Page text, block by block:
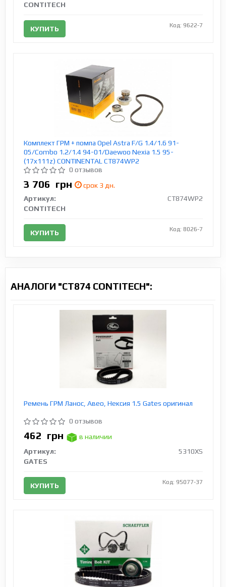
CONTITECH
КУПИТЬ Код: 9622-7
Комплект ГРМ + помпа Opel Astra F/G 1.4/1.6 91-
05/Combo 1.2/1.4 94-01/Daewoo Nexia 1.5 95-
(17x111z) CONTINENTAL CT874WP2
0 отзывов
3 706 грн
срок 3 дн.
Артикул:
CT874WP2
CONTITECH
КУПИТЬ Код: 8026-7
АНАЛОГИ "CT874 CONTITECH":
Ремень ГРМ Ланос, Авео, Нексия 1.5 Gates оригинал
0 отзывов
462 грн
в наличии
Артикул:
5310XS
GATES
КУПИТЬ Код: 95077-37